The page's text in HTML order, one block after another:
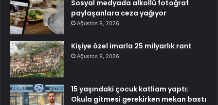
Sosyal medyada alkollü fotoğraf
paylaşanlara ceza yağıyor
Ağustos 9, 2026
Kişiye özel imarla 25 milyarlık rant
Ağustos 9, 2026
15 yaşındaki çocuk katliam yaptı:
Okula gitmesi gerekirken mekan bastı